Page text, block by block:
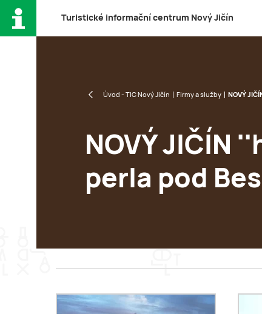
Turistické informační centrum Nový Jičín
Úvod - TIC Nový Jičín Firmy a služby NOVÝ
NOVÝ JIČÍN
perla pod